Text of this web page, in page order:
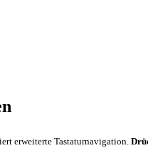
erweiterte Tastaturnavigation.